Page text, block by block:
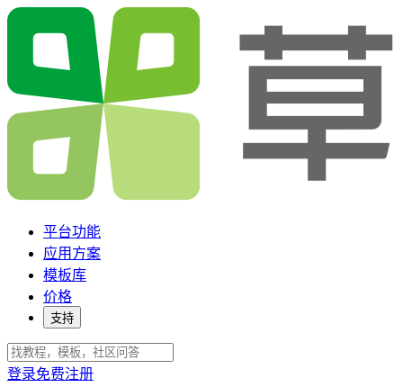
平台功能
应用方案
模板库
价格
支持
登录免费注册